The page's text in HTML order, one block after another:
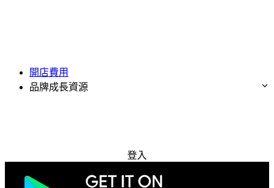
開店費用
品牌成長資源
登入